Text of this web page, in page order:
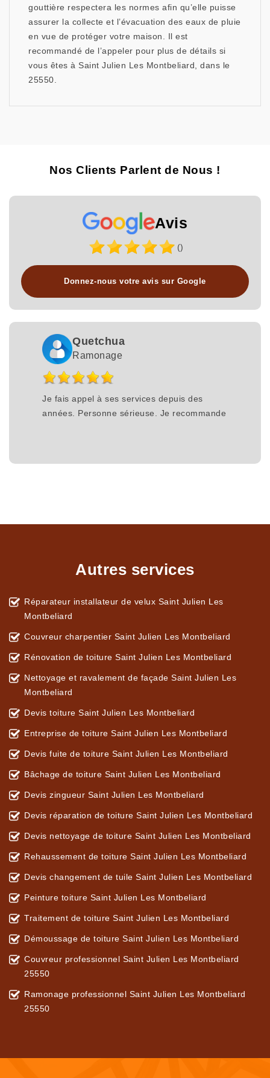
gouttière respectera les normes afin qu’elle puisse
assurer la collecte et l’évacuation des eaux de pluie
en vue de protéger votre maison. Il est
recommandé de l’appeler pour plus de détails si
vous êtes à Saint Julien Les Montbeliard, dans le
25550.
Nos Clients Parlent de Nous !
Avis
()
Donnez-nous votre avis sur Google
Quetchua
Ramonage
Je fais appel à ses services depuis des
années. Personne sérieuse. Je recommande
Autres services
Réparateur installateur de velux Saint Julien Les
Montbeliard
Couvreur charpentier Saint Julien Les Montbeliard
Rénovation de toiture Saint Julien Les Montbeliard
Nettoyage et ravalement de façade Saint Julien Les
Montbeliard
Devis toiture Saint Julien Les Montbeliard
Entreprise de toiture Saint Julien Les Montbeliard
Devis fuite de toiture Saint Julien Les Montbeliard
Bâchage de toiture Saint Julien Les Montbeliard
Devis zingueur Saint Julien Les Montbeliard
Devis réparation de toiture Saint Julien Les Montbeliard
Devis nettoyage de toiture Saint Julien Les Montbeliard
Rehaussement de toiture Saint Julien Les Montbeliard
Devis changement de tuile Saint Julien Les Montbeliard
Peinture toiture Saint Julien Les Montbeliard
Traitement de toiture Saint Julien Les Montbeliard
Démoussage de toiture Saint Julien Les Montbeliard
Couvreur professionnel Saint Julien Les Montbeliard
25550
Ramonage professionnel Saint Julien Les Montbeliard
25550